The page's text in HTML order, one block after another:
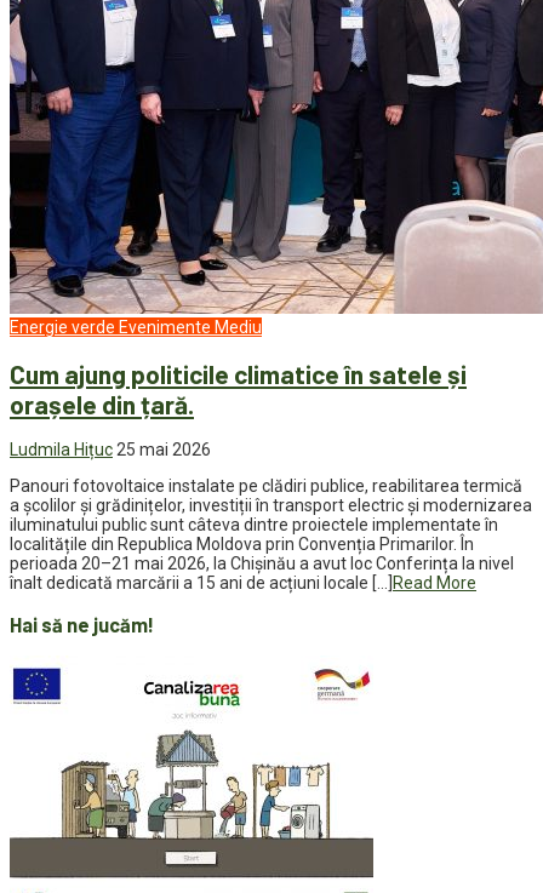
Energie verde Evenimente Mediu
Cum ajung politicile climatice în satele și
orașele din țară.
Ludmila Hițuc25 mai 2026
Panouri fotovoltaice instalate pe clădiri publice, reabilitarea termică
a școlilor și grădinițelor, investiții în transport electric și modernizarea
iluminatului public sunt câteva dintre proiectele implementate în
localitățile din Republica Moldova prin Convenția Primarilor. În
perioada 20–21 mai 2026, la Chișinău a avut loc Conferința la nivel
înalt dedicată marcării a 15 ani de acțiuni locale […] Read More
Hai să ne jucăm!